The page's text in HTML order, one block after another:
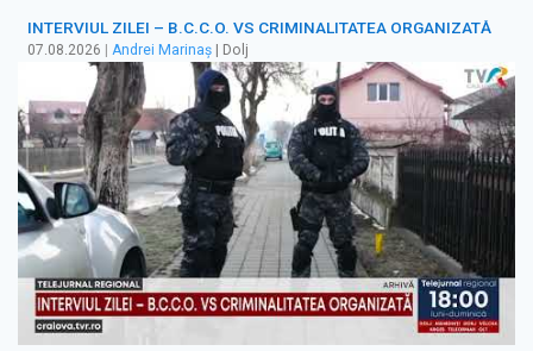
INTERVIUL ZILEI – B.C.C.O. VS CRIMINALITATEA ORGANIZATĂ
07.08.2026 Andrei Marinaș | Dolj